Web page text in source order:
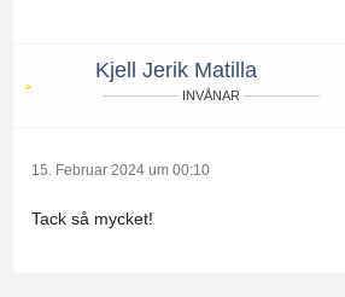
Kjell Jerik Matilla
INVÅNAR
15. Februar 2024 um 00:10
Tack så mycket!